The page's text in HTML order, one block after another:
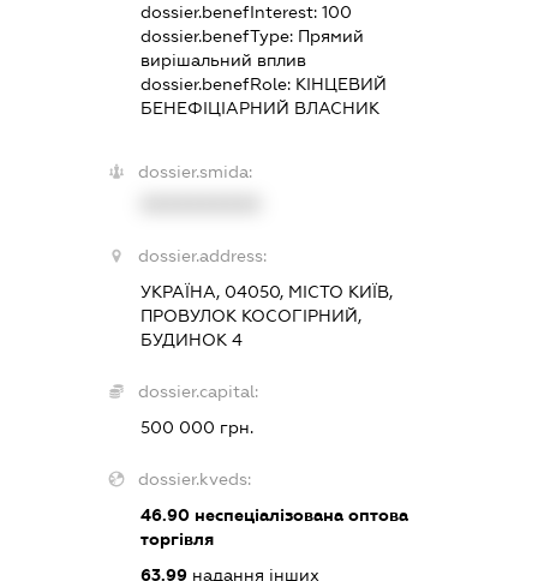
dossier.benefInterest:100
dossier.benefType: Прямий
вирішальний вплив
dossier.benefRole: КІНЦЕВИЙ
БЕНЕФІЦІАРНИЙ ВЛАСНИК
dossier.smida:
dossier.address:
УКРАЇНА, 04050, МІСТО КИЇВ,
ПРОВУЛОК КОСОГІРНИЙ,
БУДИНОК 4
dossier.capital:
500 000 грн.
dossier.kveds:
46.90 неспеціалізована оптова
торгівля
63.99 надання інших